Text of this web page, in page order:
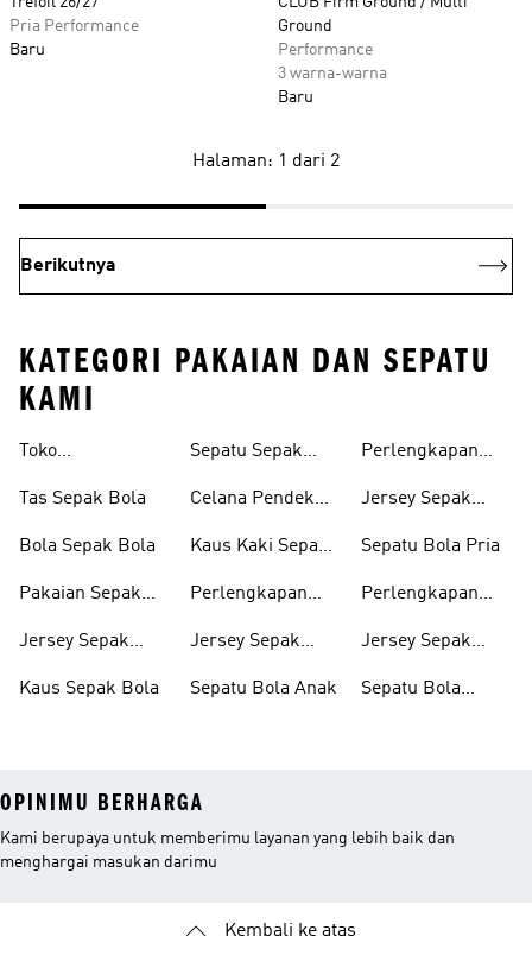
Pria Performance
Baru
Ground
Performance
3 warna-warna
Baru
Halaman: 1 dari 2
Berikutnya
KATEGORI PAKAIAN DAN SEPATU
KAMI
Toko
Sepak Bola
Tas Sepak Bola
Bola Sepak Bola
Pakaian Sepak
Jersey Sepak
Kaus Sepak Bola
Sepatu Sepak
Celana Pendek
Kaus Kaki Sepak
Perlengkapan
Jersey Sepak
Sepatu Bola Anak
Perlengkapan
Jersey Sepak
Sepatu Bola Pria
Perlengkapan
Wanita
Jersey Sepak
Sepatu Bola
OPINIMU BERHARGA
Kami berupaya untuk memberimu layanan yang lebih baik dan
menghargai masukan darimu
Kembali ke atas